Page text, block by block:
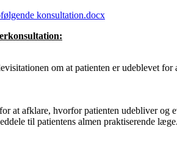
konsultation.docx
om at patienten er udeblevet
at afklare, hvorfor patienten udebliver
til patientens almen praktiserende læge.